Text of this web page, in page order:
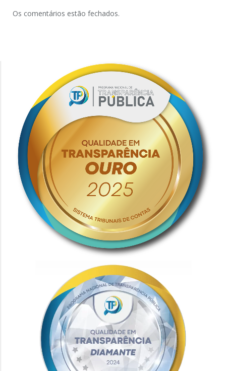
Os comentários estão fechados.